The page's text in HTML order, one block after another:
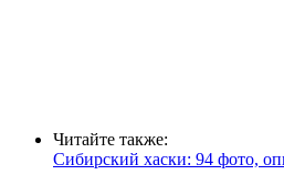
Читайте также:
Сибирский хаски: 94 фото,